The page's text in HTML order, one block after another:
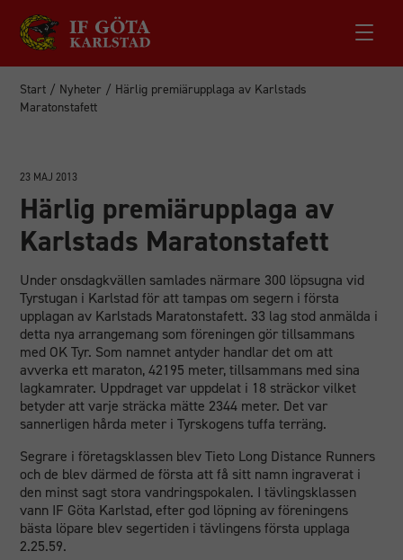
Start / Nyheter / Härlig premiärupplaga av Karlstads
Maratonstafett
23 MAJ 2013
Härlig premiärupplaga av
Karlstads Maratonstafett
Under onsdagkvällen samlades närmare 300 löpsugna vid
Tyrstugan i Karlstad för att tampas om segern i första
upplagan av Karlstads Maratonstafett. 33 lag stod anmälda i
detta nya arrangemang som föreningen gör tillsammans
med OK Tyr. Som namnet antyder handlar det om att
avverka ett maraton, 42195 meter, tillsammans med sina
lagkamrater. Uppdraget var uppdelat i 18 sträckor vilket
betyder att varje sträcka mätte 2344 meter. Det var
sannerligen hårda meter i Tyrskogens tuffa terräng.
Segrare i företagsklassen blev Tieto Long Distance Runners
och de blev därmed de första att få sitt namn ingraverat i
den minst sagt stora vandringspokalen. I tävlingsklassen
vann IF Göta Karlstad, efter god löpning av föreningens
bästa löpare blev segertiden i tävlingens första upplaga
2.25.59.